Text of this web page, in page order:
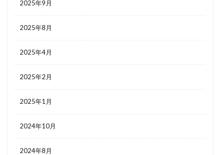
2025年9月
2025年8月
2025年4月
2025年2月
2025年1月
2024年10月
2024年8月